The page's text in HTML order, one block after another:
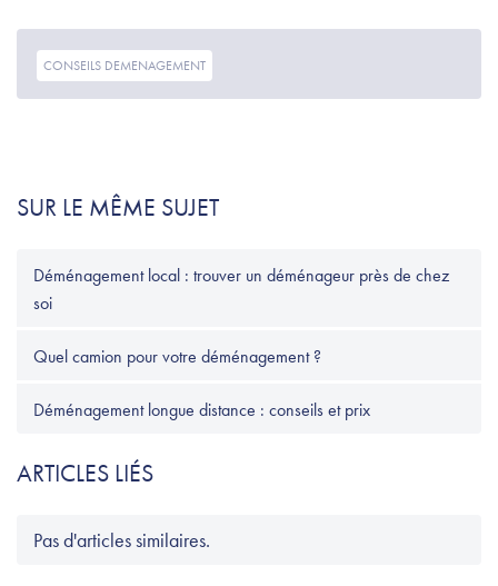
CONSEILS DEMENAGEMENT
SUR LE MÊME SUJET
Déménagement local : trouver un déménageur près de chez
soi
Quel camion pour votre déménagement ?
Déménagement longue distance : conseils et prix
ARTICLES LIÉS
Pas d'articles similaires.